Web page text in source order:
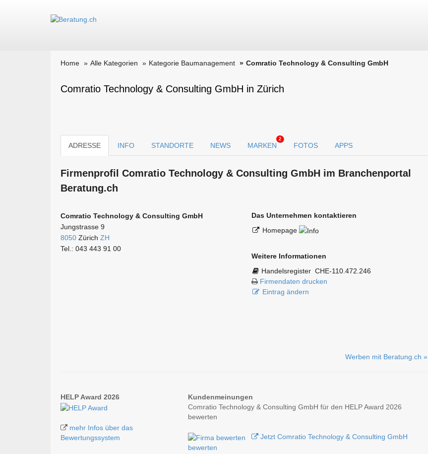
Home Alle Kategorien Kategorie Baumanagement Comratio Technology & Consulting GmbH
Comratio Technology & Consulting GmbH in Zürich
ADRESSE INFO STANDORTE NEWS MARKEN
2
FOTOS APPS
Firmen­profil Comratio Technology & Consulting GmbH im Branchen­portal
Beratung.ch
Comratio Technology & Consulting GmbH
Jungstrasse 9
8050 Zürich ZH
Tel.: 043 443 91 00
Das Unternehmen kontaktieren
Homepage
Weitere Informationen
Handelsregister CHE-110.472.246
Firmendaten drucken
Eintrag ändern
Werben mit Beratung.ch »
HELP Award 2026
mehr Infos über das
Bewertungssystem
Kundenmeinungen
Comratio Technology & Consulting GmbH für den HELP Award 2026
bewerten
Jetzt Comratio Technology & Consulting GmbH
bewerten